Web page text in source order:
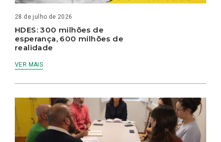
28 de julho de 2026
HDES: 300 milhões de
esperança, 600 milhões de
realidade
VER MAIS